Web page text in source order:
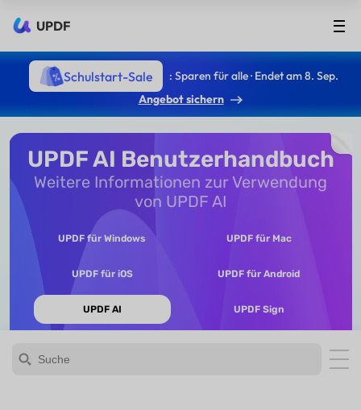
UPDF
Schulstart-Sale
: Sparen für alle · Endet am 8. Sep.
Angebot sichern
UPDF AI Benutzerhandbuch
Weitere Informationen zur Verwendung
von UPDF AI
UPDF für Windows UPDF für Mac
UPDF für iOS UPDF für Android
UPDF AI UPDF Sign